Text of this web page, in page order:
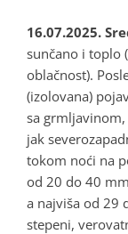
16.07.2025.
sunčano i toplo
oblačnost).
(izolovana)
sa grmljavinom,
jak
tokom noći na
od 20 do 40
a najviša od 29
stepeni,